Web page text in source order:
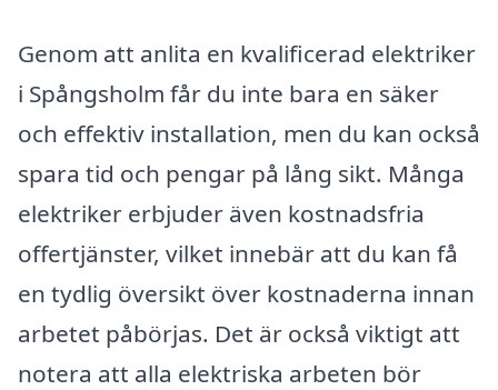
Genom att anlita en kvalificerad elektriker
i Spångsholm får du inte bara en säker
och effektiv installation, men du kan också
spara tid och pengar på lång sikt. Många
elektriker erbjuder även kostnadsfria
offertjänster, vilket innebär att du kan få
en tydlig översikt över kostnaderna innan
arbetet påbörjas. Det är också viktigt att
notera att alla elektriska arbeten bör